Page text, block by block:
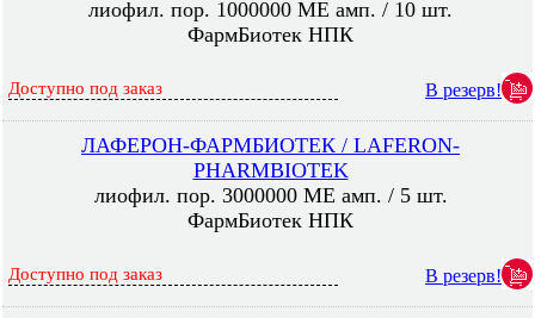
лиофил. пор. 1000000 МЕ амп. / 10 шт.
ФармБиотек НПК
Доступно под заказ В резерв!
ЛАФЕРОН-ФАРМБИОТЕК / LAFERON-
PHARMBIOTEK
лиофил. пор. 3000000 МЕ амп. / 5 шт.
ФармБиотек НПК
Доступно под заказ В резерв!